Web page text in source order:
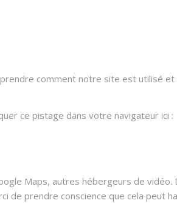
comment notre site est utilisé
ce pistage dans votre navigateur ici :
Maps, autres hébergeurs de
prendre conscience que cela peut